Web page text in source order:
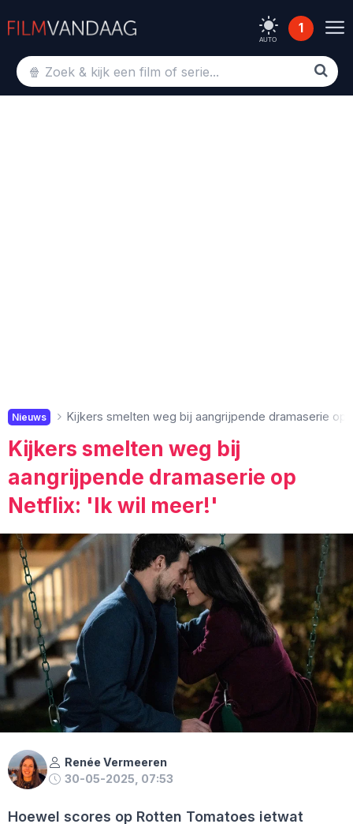
AUTO
1
Nieuws Kijkers smelten weg bij aangrijpende dramaserie op
Kijkers smelten weg bij
aangrijpende dramaserie op
Netflix: 'Ik wil meer!'
Renée Vermeeren
30-05-2025, 07:53
Hoewel scores op Rotten Tomatoes ietwat